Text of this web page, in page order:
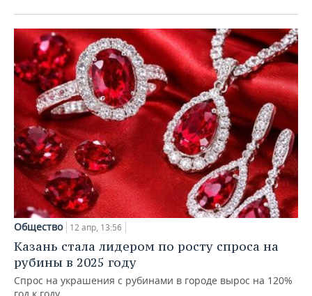
Общество 12 апр, 13:56
Казань стала лидером по росту спроса на
рубины в 2025 году
Спрос на украшения с рубинами в городе вырос на 120%
год к году